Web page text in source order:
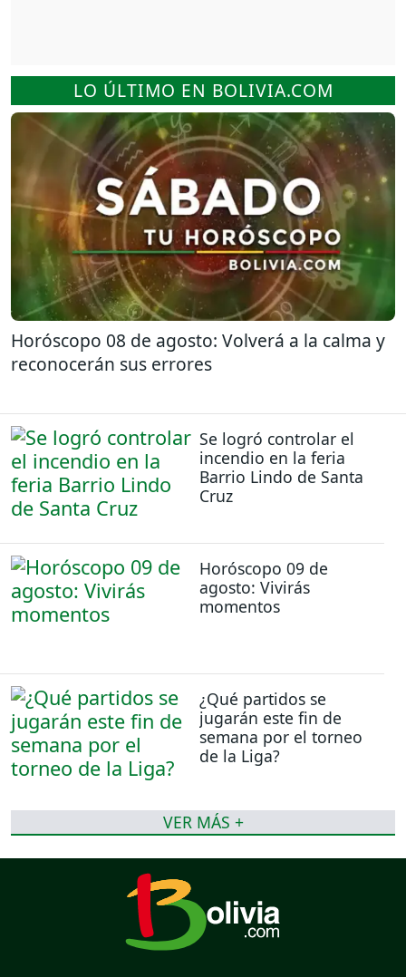
LO ÚLTIMO EN BOLIVIA.COM
Horóscopo 08 de agosto: Volverá a la calma y
reconocerán sus errores
Se logró controlar el
incendio en la feria
Barrio Lindo de Santa
Cruz
Horóscopo 09 de
agosto: Vivirás
momentos
¿Qué partidos se
jugarán este fin de
semana por el torneo
de la Liga?
VER MÁS +